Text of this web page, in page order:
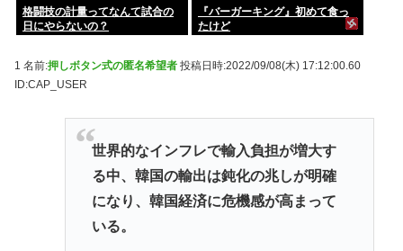
格闘技の計量ってなんて試合の
日にやらないの？
『バーガーキング』初めて食っ
たけど
1 名前:押しボタン式の匿名希望者 投稿日時:2022/09/08(木) 17:12:00.60
ID:CAP_USER
世界的なインフレで輸入負担が増大す
る中、韓国の輸出は鈍化の兆しが明確
になり、韓国経済に危機感が高まって
いる。